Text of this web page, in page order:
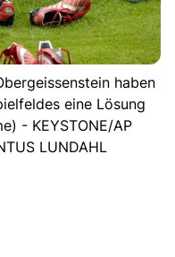
haben
eine Lösung
- KEYSTONE/AP
LUNDAHL